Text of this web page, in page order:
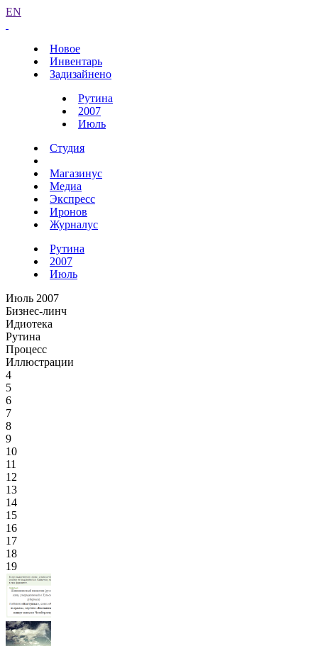
EN
Новое
Инвентарь
Задизайнено
Рутина
2007
Июль
Студия
Магазинус
Медиа
Экспресс
Иронов
Журналус
Рутина
2007
Июль
Июль 2007
Бизнес-линч
Идиотека
Рутина
Процесс
Иллюстрации
4
5
6
7
8
9
10
11
12
13
14
15
16
17
18
19